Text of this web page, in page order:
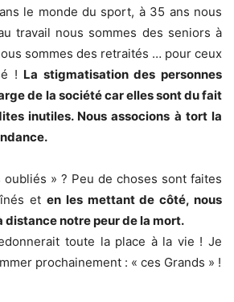
le monde du sport, à 35 ans nous
travail nous sommes des seniors à
sommes des retraités … pour ceux
! La stigmatisation des personnes
de la société car elles sont du fait
inutiles. Nous associons à tort la
oubliés » ? Peu de choses sont faites
et en les mettant de côté, nous
notre peur de la mort.
toute la place à la vie ! Je
prochainement : « ces Grands » !